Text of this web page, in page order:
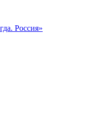
Россия»